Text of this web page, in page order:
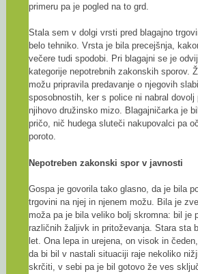
primeru pa je pogled na to grd.
Stala sem v dolgi vrsti pred blagajno
belo tehniko. Vrsta je bila precejšnja,
večere tudi spodobi. Pri blagajni se je
kategorije nepotrebnih zakonskih sporov.
možu pripravila predavanje o njegovih
sposobnostih, ker s police ni nabral dovolj
njihovo družinsko mizo. Blagajničarka je
pričo, nič hudega sluteči nakupovalci pa
poroto.
Nepotreben zakonski spor v javnosti
Gospa je govorila tako glasno, da je bila
trgovini na njej in njenem možu. Bila je
moža pa je bila veliko bolj skromna: bil je
različnih žaljivk in pritoževanja. Stara sta
let. Ona lepa in urejena, on visok in
da bi bil v nastali situaciji raje nekoliko
skrčiti, v sebi pa je bil gotovo že ves